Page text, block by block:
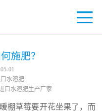
施肥？
01
水溶肥
口水溶肥生产厂家
棚草莓要开花坐果了，而